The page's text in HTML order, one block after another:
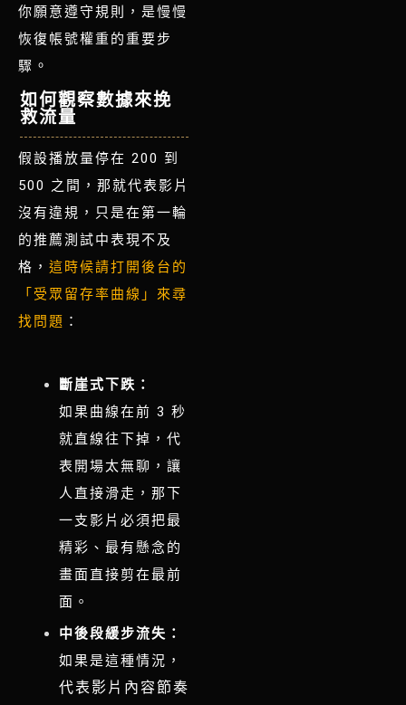
你願意遵守規則，是慢慢
恢復帳號權重的重要步
驟 。
如何觀察數據來挽
救流量
假設播放量停在 200 到
500 之間，那就代表影片
沒有違規，只是在第一輪
的推薦測試中表現不及
格， 這時候請打開後台的
「受眾留存率曲線」來尋
找問題 ：
斷崖式下跌：
如果曲線在前 3 秒
就直線往下掉，代
表開場太無聊，讓
人直接滑走，那下
一支影片必須把最
精彩、最有懸念的
畫面直接剪在最前
面。
中後段緩步流失：
如果是這種情況，
代表影片內容節奏